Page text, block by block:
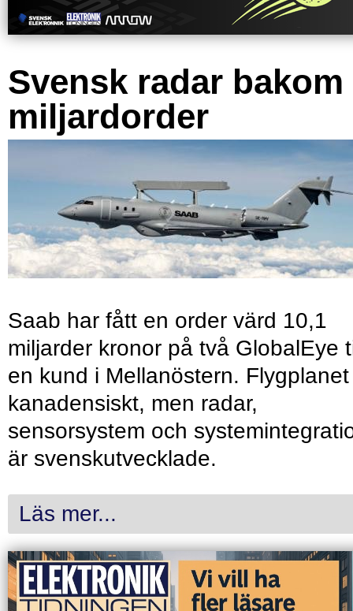
Svensk radar bakom
miljardorder
Saab har fått en order värd 10,1
miljarder kronor på två GlobalEye
en kund i Mellanöstern.
kanadensiskt, men radar,
sensorsystem och
är svenskutvecklade.
Läs mer...